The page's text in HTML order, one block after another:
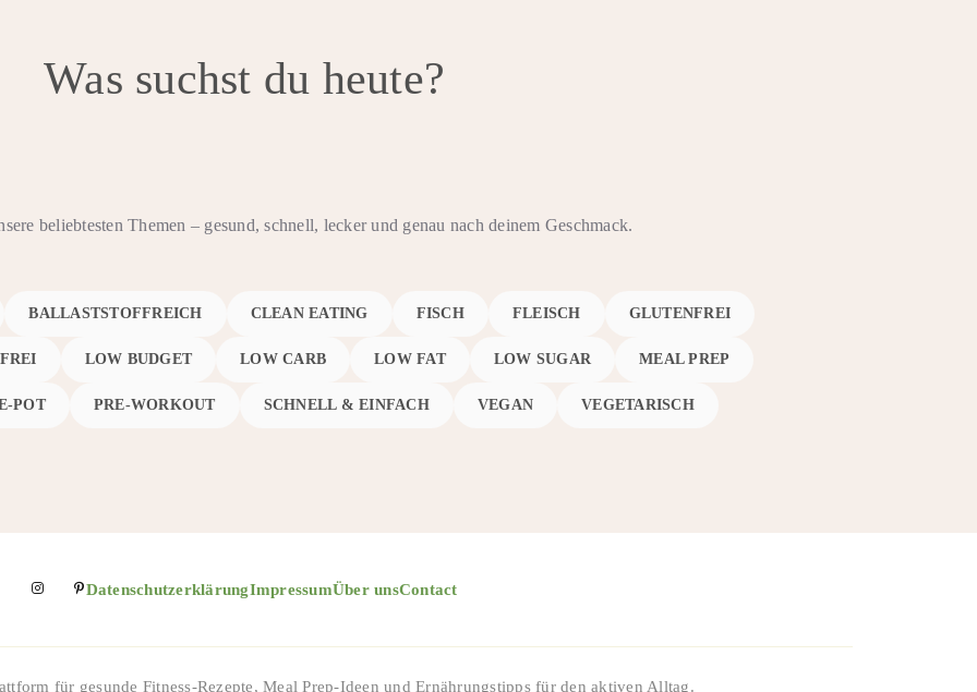
Was suchst du heute?
beliebtesten Themen – gesund, schnell, lecker und genau nach deinem Geschmack.
BALLASTSTOFFREICH CLEAN EATING FISCH FLEISCH GLUTENFREI
LOW BUDGET LOW CARB LOW FAT LOW SUGAR MEAL PREP
POT PRE-WORKOUT SCHNELL & EINFACH VEGAN VEGETARISCH
DatenschutzerklärungImpressumÜber unsContact
für gesunde Fitness-Rezepte, Meal Prep-Ideen und Ernährungstipps für den aktiven Alltag.